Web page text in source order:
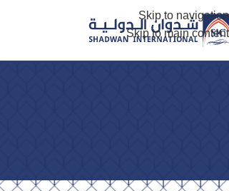
Skip to navigation
Skip to main content